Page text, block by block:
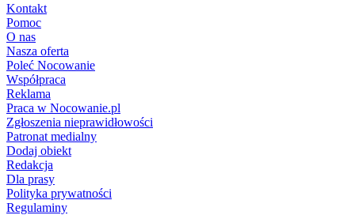
Kontakt
Pomoc
O nas
Nasza oferta
Poleć Nocowanie
Współpraca
Reklama
Praca w Nocowanie.pl
Zgłoszenia nieprawidłowości
Patronat medialny
Dodaj obiekt
Redakcja
Dla prasy
Polityka prywatności
Regulaminy